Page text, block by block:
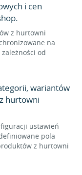
i cen
z hurtowni
na
od
wariantów
hurtowni
ustawień
pola
z hurtowni